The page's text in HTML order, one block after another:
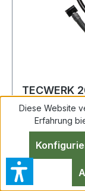
TECWERK
L.12m
Diese Website
Erfahrung